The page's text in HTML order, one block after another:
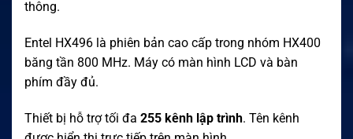
thông.
Entel HX496 là phiên bản cao cấp trong nhóm HX400
băng tần 800 MHz. Máy có màn hình LCD và bàn
phím đầy đủ.
Thiết bị hỗ trợ tối đa 255 kênh lập trình. Tên kênh